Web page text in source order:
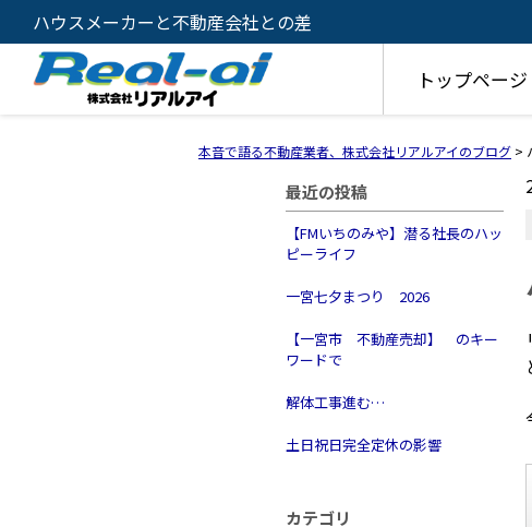
ハウスメーカーと不動産会社との差
トップページ
本音で語る不動産業者、株式会社リアルアイのブログ >
最近の投稿
【FMいちのみや】潜る社長のハッ
ピーライフ
一宮七夕まつり 2026
【一宮市 不動産売却】 のキー
ワードで
解体工事進む…
土日祝日完全定休の影響
カテゴリ